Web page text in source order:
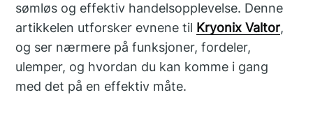
sømløs og effektiv handelsopplevelse. Denne
artikkelen utforsker evnene til Kryonix Valtor,
og ser nærmere på funksjoner, fordeler,
ulemper, og hvordan du kan komme i gang
med det på en effektiv måte.